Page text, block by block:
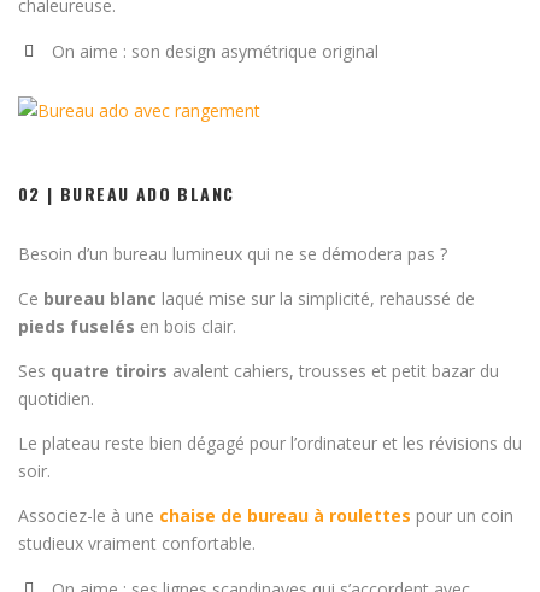
chaleureuse.
On aime : son design asymétrique original
02 | BUREAU ADO BLANC
Besoin d’un bureau lumineux qui ne se démodera pas ?
Ce bureau blanc laqué mise sur la simplicité, rehaussé de
pieds fuselés en bois clair.
Ses quatre tiroirs avalent cahiers, trousses et petit bazar du
quotidien.
Le plateau reste bien dégagé pour l’ordinateur et les révisions du
soir.
Associez-le à une chaise de bureau à roulettes pour un coin
studieux vraiment confortable.